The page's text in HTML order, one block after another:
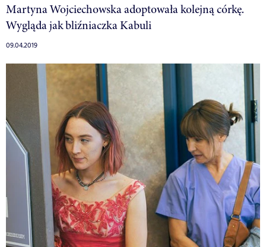
Martyna Wojciechowska adoptowała kolejną córkę.
Wygląda jak bliźniaczka Kabuli
09.04.2019